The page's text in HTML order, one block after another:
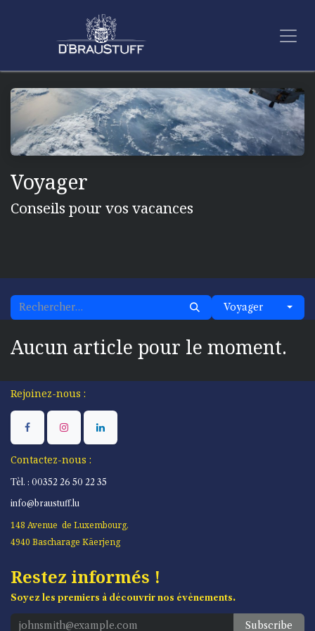
Voyager
Conseils pour vos vacances
Voyager
Aucun article pour le moment.
​Rejoinez-nous :
Contactez-nous :
Tèl. : 00352 26 50 22 35
info@braustuff.lu
148 Avenue de Luxembourg,
4940 Bascharage Käerjeng
Restez informés !
Soyez les premiers à découvrir nos évènements.
Subscribe